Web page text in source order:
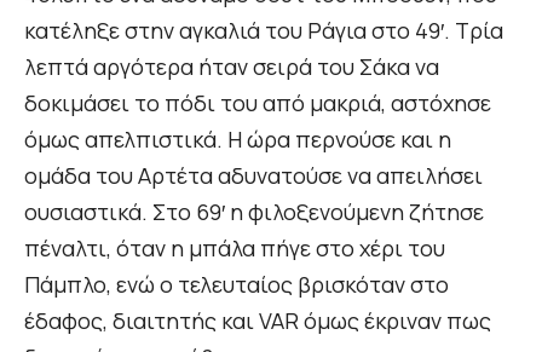
κατέληξε στην αγκαλιά του Ράγια στο 49′. Τρία
λεπτά αργότερα ήταν σειρά του Σάκα να
δοκιμάσει το πόδι του από μακριά, αστόχησε
όμως απελπιστικά. Η ώρα περνούσε και η
ομάδα του Αρτέτα αδυνατούσε να απειλήσει
ουσιαστικά. Στο 69′ η φιλοξενούμενη ζήτησε
πέναλτι, όταν η μπάλα πήγε στο χέρι του
Πάμπλο, ενώ ο τελευταίος βρισκόταν στο
έδαφος, διαιτητής και VAR όμως έκριναν πως